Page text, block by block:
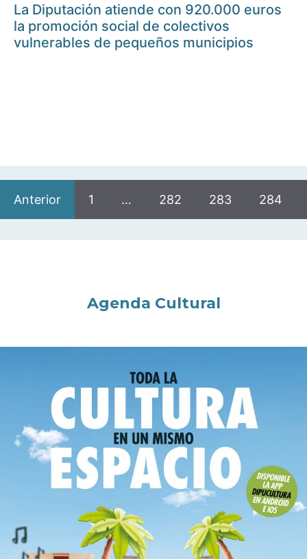
La Diputación atiende con 920.000 euros
la promoción social de colectivos
vulnerables de pequeños municipios
Anterior 1 … 282 283 284
Agenda Cultural